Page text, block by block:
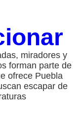
miradores y
forman parte de
ofrece Puebla
escapar de